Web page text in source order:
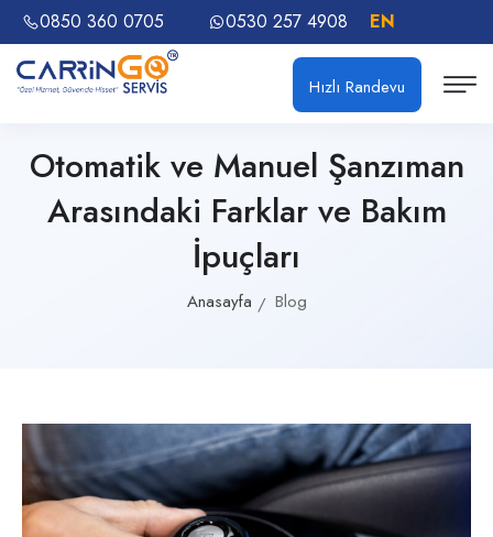
0850 360 0705 0530 257 4908 EN
Hızlı Randevu
Otomatik ve Manuel Şanzıman
Arasındaki Farklar ve Bakım
İpuçları
Anasayfa Blog